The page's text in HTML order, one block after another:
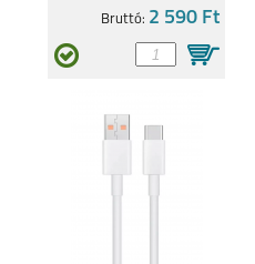
Bruttó: 2 590 Ft